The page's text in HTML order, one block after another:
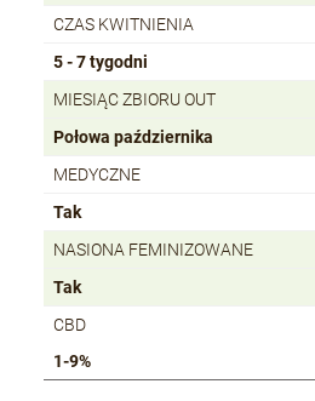
CZAS KWITNIENIA
5 - 7 tygodni
MIESIĄC ZBIORU OUT
Połowa października
MEDYCZNE
Tak
NASIONA FEMINIZOWANE
Tak
CBD
1-9%